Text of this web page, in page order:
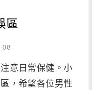
區
08
意日常保健。小
，希望各位男性